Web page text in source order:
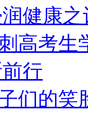
健康之
高考生
行
们的笑